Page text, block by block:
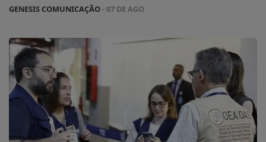
GENESIS COMUNICAÇÃO- 07 DE AGO